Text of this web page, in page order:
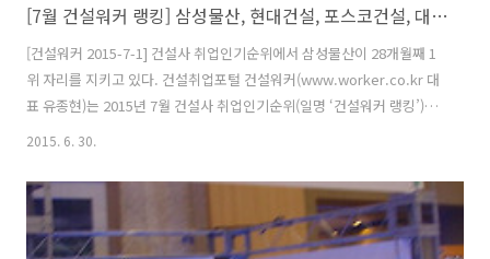
[7월 건설워커 랭킹] 삼성물산, 현대건설, 포스코건설, 대우건설, 대림산업 순
[건설워커 2015-7-1] 건설사 취업인기순위에서 삼성물산이 28개월째 1
위 자리를 지키고 있다. 건설취업포털 건설워커(www.worker.co.kr 대
표 유종현)는 2015년 7월 건설사 취업인기순위(일명 ‘건설워커 랭킹’)에
서 삼성물산이 28개월째 종합건설 부문 정상자리를 지켰다고 밝혔다. 현
(건축설계), 국보디자인(인테리어)도 부문별 1위 자리를 굳건히 다졌다.
종합건설 부문에서는 삼성물산에 이어 현대건설, 포스코건설, 대우건설,
대림산업, GS건설, 롯데건설, SK건설, 두산건설, 한화건설이 톱10에 이
2015. 6. 30.